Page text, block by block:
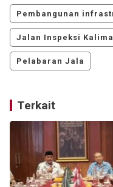
Pembangunan
Jalan Inspeksi
Pelabaran Jala
Terkait